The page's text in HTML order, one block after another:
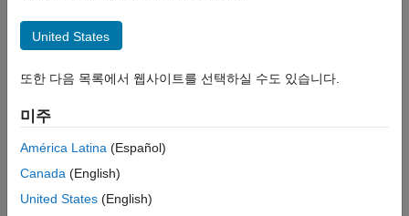
United States
또한 다음 목록에서 웹사이트를 선택하실 수도 있습니다.
미주
América Latina (Español)
Canada (English)
United States (English)